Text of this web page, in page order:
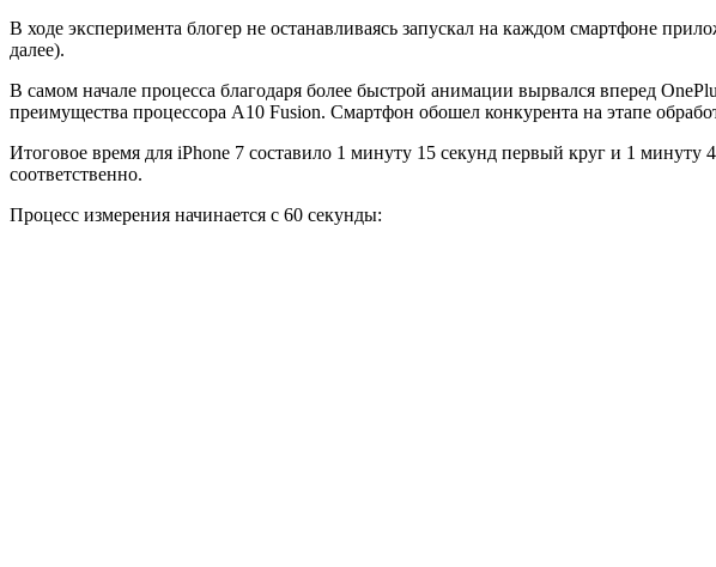
В ходе эксперимента блогер не останавливаясь запускал на каждом смартфоне
далее).
В самом начале процесса благодаря более быстрой анимации вырвался вперед
преимущества процессора A10 Fusion. Смартфон обошел конкурента на этапе
Итоговое время для iPhone 7 составило 1 минуту 15 секунд первый круг и 1
соответственно.
Процесс измерения начинается с 60 секунды: